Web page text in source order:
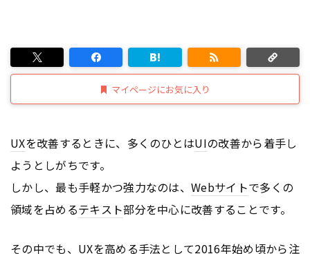
マイページにお気に入り
UXを改善するときに、多くのひとはUIの改善から着手し
ようとしがちです。
しかし、最も手軽かつ強力なのは、Webサイトで多くの
領域を占めるテキスト部分を中心に改善することです。
その中でも、 UXを高める手法として2016年始め頃から注